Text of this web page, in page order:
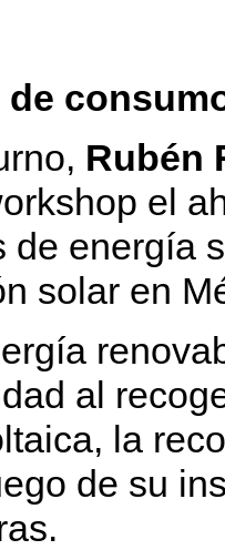
Rubén
el
de energía
solar en
al
la
de su